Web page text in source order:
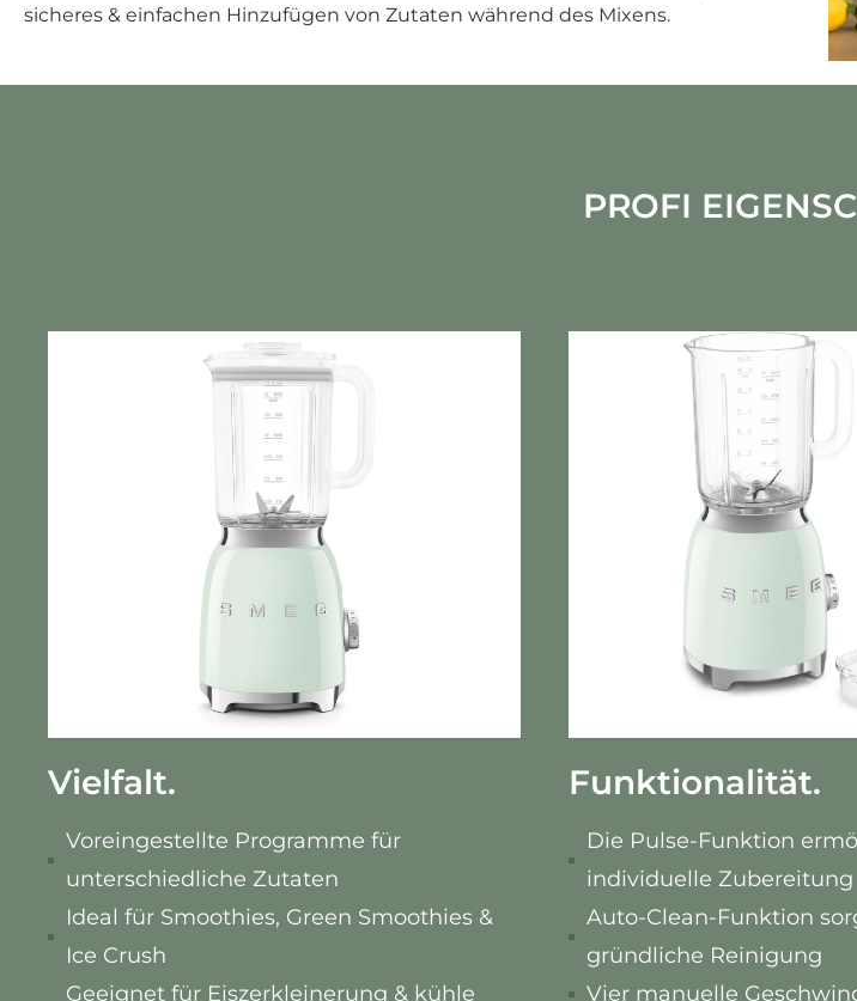
sicheres & einfachen Hinzufügen von Zutaten während des Mixens.
PROFI
Vielfalt.
Voreingestellte Programme für
unterschiedliche Zutaten
Ideal für Smoothies, Green Smoothies &
Ice Crush
Geeignet für Eiszerkleinerung & kühle
Funktionalität.
Die Pulse-Funktion
individuelle Zubereitung
Auto-Clean-Funktion
gründliche Reinigung
Vier manuelle